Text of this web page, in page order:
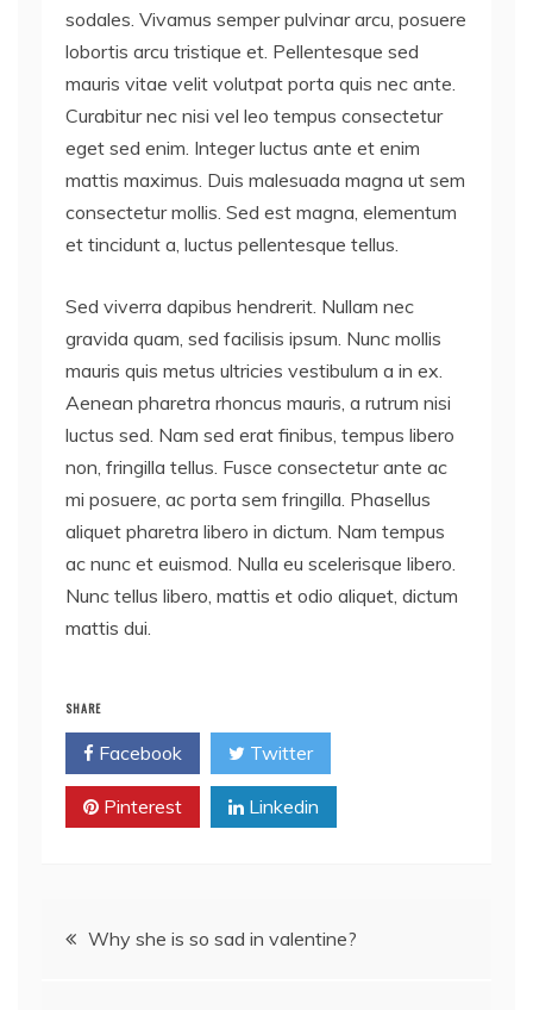
sodales. Vivamus semper pulvinar arcu, posuere
lobortis arcu tristique et. Pellentesque sed
mauris vitae velit volutpat porta quis nec ante.
Curabitur nec nisi vel leo tempus consectetur
eget sed enim. Integer luctus ante et enim
mattis maximus. Duis malesuada magna ut sem
consectetur mollis. Sed est magna, elementum
et tincidunt a, luctus pellentesque tellus.
Sed viverra dapibus hendrerit. Nullam nec
gravida quam, sed facilisis ipsum. Nunc mollis
mauris quis metus ultricies vestibulum a in ex.
Aenean pharetra rhoncus mauris, a rutrum nisi
luctus sed. Nam sed erat finibus, tempus libero
non, fringilla tellus. Fusce consectetur ante ac
mi posuere, ac porta sem fringilla. Phasellus
aliquet pharetra libero in dictum. Nam tempus
ac nunc et euismod. Nulla eu scelerisque libero.
Nunc tellus libero, mattis et odio aliquet, dictum
mattis dui.
SHARE
Facebook Twitter
Pinterest Linkedin
PostWhy she is so sad in valentine?